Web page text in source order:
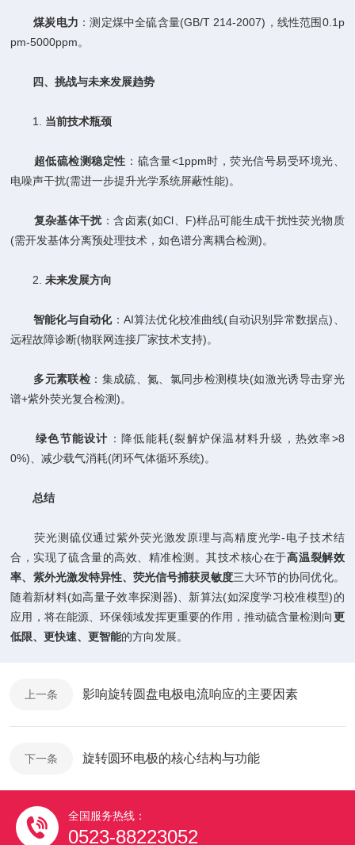
​煤炭电力​ ​：测定煤中全硫含量(GB/T 214-2007)，线性范围0.1p
pm-5000ppm。
​四、挑战与未来发展趋势​
1. ​ ​当前技术瓶颈​
​超低硫检测稳定性​ ​：硫含量<1ppm时，荧光信号易受环境光、
电噪声干扰(需进一步提升光学系统屏蔽性能)。
​复杂基体干扰​​：含卤素(如Cl、F)样品可能生成干扰性荧光物质
(需开发基体分离预处理技术，如色谱分离耦合检测)。
2. ​​未来发展方向​
​智能化与自动化​​：AI算法优化校准曲线(自动识别异常数据点)、
远程故障诊断(物联网连接厂家技术支持)。
​多元素联检​ ​：集成硫、氮、氯同步检测模块(如激光诱导击穿光
谱+紫外荧光复合检测)。
​绿色节能设计​ ​：降低能耗(裂解炉保温材料升级，热效率>8
0%)、减少载气消耗(闭环气体循环系统)。
​总结​
荧光测硫仪通过紫外荧光激发原理与高精度光学-电子技术结
合，实现了硫含量的高效、精准检测。其技术核心在于​​高温裂解效
率、紫外光激发特异性、荧光信号捕获灵敏度​​三大环节的协同优化。
随着新材料(如高量子效率探测器)、新算法(如深度学习校准模型)的
应用，将在能源、环保领域发挥更重要的作用，推动硫含量检测向​​更
低限、更快速、更智能​​的方向发展。
上一条 影响旋转圆盘电极电流响应的主要因素
下一条 旋转圆环电极的核心结构与功能
全国服务热线：
0523-88223052